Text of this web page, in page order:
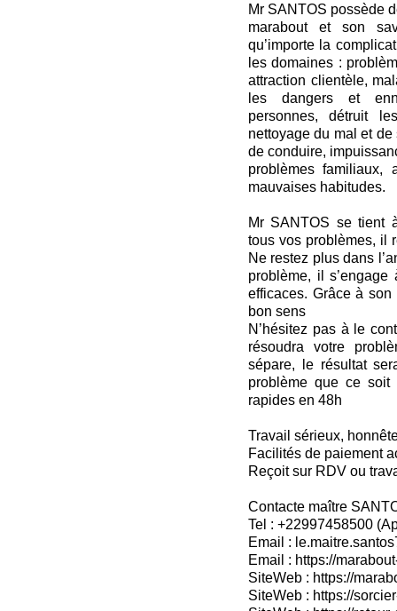
Mr SANTOS possède
marabout et son
qu’importe la
les domaines :
attraction clientèle,
les dangers et
personnes, détruit
nettoyage du mal et
de conduire,
problèmes familiaux,
mauvaises habitudes.
Mr SANTOS se tient
tous vos problèmes, il
Ne restez plus dans
problème, il
efficaces. Grâce à
bon sens
N’hésitez pas à le
résoudra votre
sépare, le résultat
problème que ce soit
rapides en 48h
Travail sérieux,
Facilités de paiement
Reçoit sur RDV ou
Contacte maître
Tel : +22997458500
Email :
Email : https://
SiteWeb : https://
SiteWeb : https://